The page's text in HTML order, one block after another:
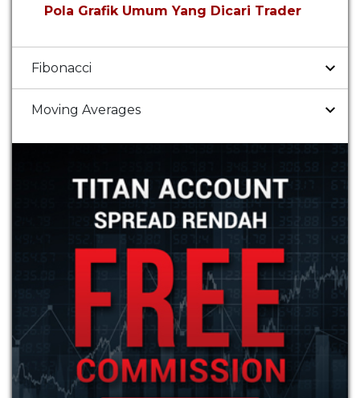
Pola Grafik Umum Yang Dicari Trader
Fibonacci
Moving Averages